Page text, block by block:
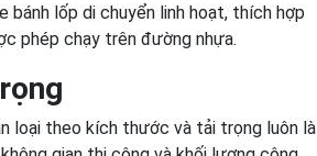
bánh lốp di chuyển linh hoạt, thích hợp
phép chạy trên đường nhựa.
loại theo kích thước và tải trọng luôn là